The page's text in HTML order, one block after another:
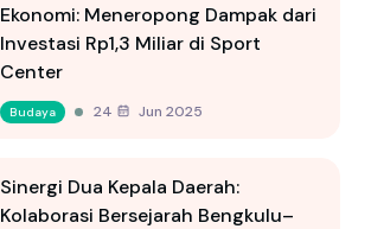
Ekonomi: Meneropong Dampak dari
Investasi Rp1,3 Miliar di Sport
Center
Budaya 24 Jun 2025
Sinergi Dua Kepala Daerah:
Kolaborasi Bersejarah Bengkulu–